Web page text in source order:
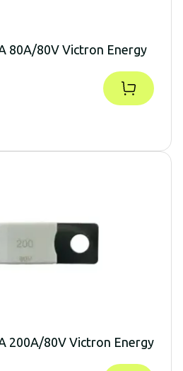
80A/80V Victron Energy
200A/80V Victron Energy